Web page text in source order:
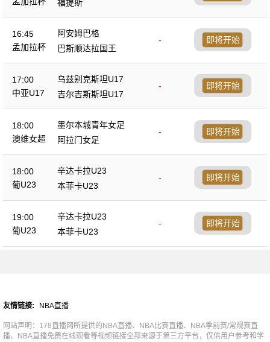
福提斯
16:45
孟加拉杯
阿安姆巴格
-
巴斯顺达拉国王
即将开始
17:00
中亚U17
乌兹别克斯坦U17
-
吉尔吉斯斯坦U17
即将开始
18:00
澳维女超
墨尔本城青年女足
-
阿拉门女足
即将开始
18:00
葡U23
辛达卡拉U23
-
本菲卡U23
即将开始
19:00
葡U23
辛达卡拉U23
-
本菲卡U23
即将开始
友情链接: NBA直播
网站声明：178直播网所提供的NBA直播、NBA比赛直播、NBA季前赛/常规赛直
播、NBA直播免费在线观看等视频链接全部来源于第三方平台，仅供用户参考和学